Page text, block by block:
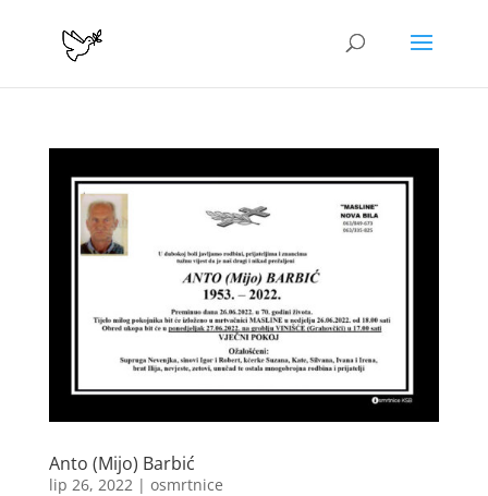
Anto (Mijo) Barbić
lip 26, 2022| osmrtnice